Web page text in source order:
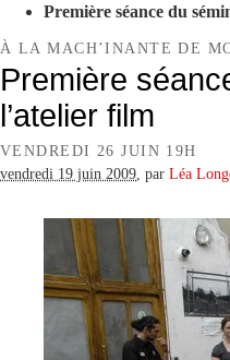
Première séance du
À LA MACH’INANTE DE
Première
l’atelier film
VENDREDI 26 JUIN 19H
vendredi 19 juin 2009, par Léa